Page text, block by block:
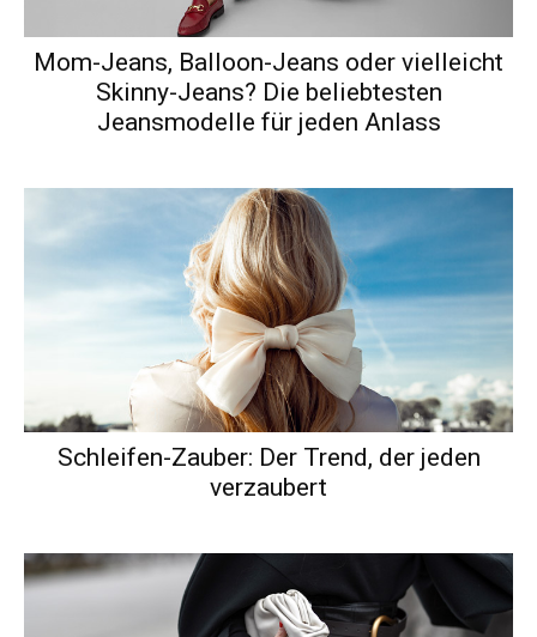
Mom-Jeans, Balloon-Jeans oder vielleicht
Skinny-Jeans? Die beliebtesten
Jeansmodelle für jeden Anlass
Schleifen-Zauber: Der Trend, der jeden
verzaubert